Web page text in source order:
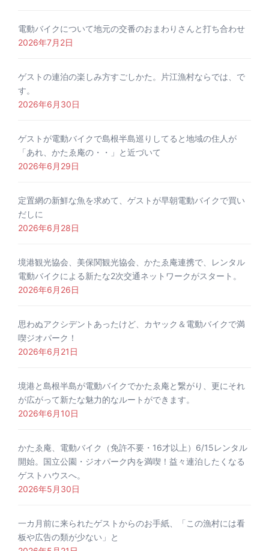
電動バイクについて地元の交番のおまわりさんと打ち合わせ
2026年7月2日
ゲストの連泊の楽しみ方すごしかた。片江漁村ならでは、で
す。
2026年6月30日
ゲストが電動バイクで島根半島巡りしてると地域の住人が
「あれ、かたゑ庵の・・」と近づいて
2026年6月29日
定置網の新鮮な魚を求めて、ゲストが早朝電動バイクで買い
だしに
2026年6月28日
境港観光協会、美保関観光協会、かたゑ庵連携で、レンタル
電動バイクによる新たな2次交通ネットワークがスタート。
2026年6月26日
思わぬアクシデントあったけど、カヤック＆電動バイクで満
喫ジオパーク！
2026年6月21日
境港と島根半島が電動バイクでかたゑ庵と繋がり、更にそれ
が広がって新たな魅力的なルートができます。
2026年6月10日
かたゑ庵、電動バイク（免許不要・16才以上）6/15レンタル
開始。国立公園・ジオパーク内を満喫！益々連泊したくなる
ゲストハウスへ。
2026年5月30日
一カ月前に来られたゲストからのお手紙、「この漁村には看
板や広告の類が少ない」と